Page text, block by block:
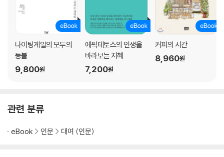
나이팅게일의 모두의
등불
9,800원
에픽테토스의 인생을
바라보는 지혜
7,200원
커피의 시간
8,960원
관련 분류
eBook 인문 대여 (인문)